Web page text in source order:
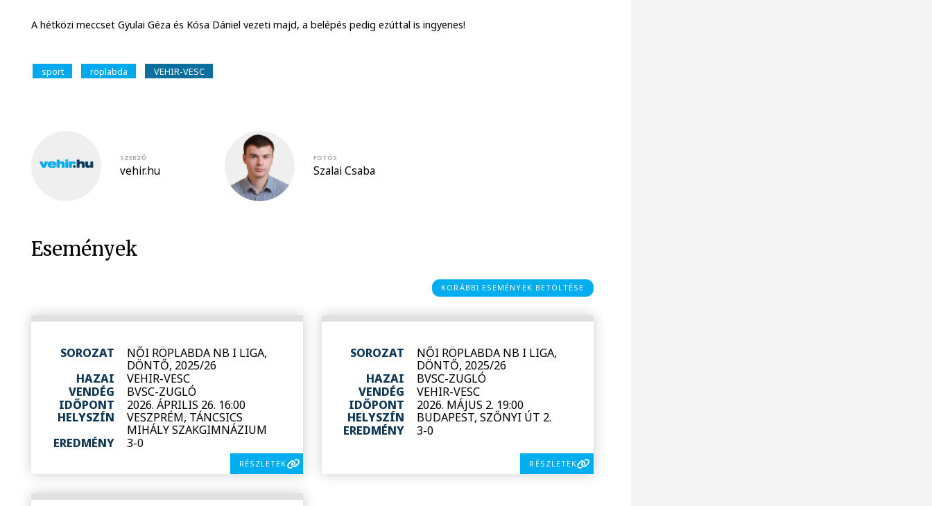
A hétközi meccset Gyulai Géza és Kósa Dániel vezeti majd, a belépés pedig ezúttal is ingyenes!
sport röplabda VEHIR-VESC
SZERZŐ
vehir.hu
FOTÓS
Szalai Csaba
Események
KORÁBBI ESEMÉNYEK BETÖLTÉSE
SOROZAT
NŐI RÖPLABDA NB I LIGA,
DÖNTŐ, 2025/26
HAZAI
VEHIR-VESC
VENDÉG
BVSC-ZUGLÓ
IDŐPONT
2026. ÁPRILIS 26. 16:00
HELYSZÍN
VESZPRÉM, TÁNCSICS
MIHÁLY SZAKGIMNÁZIUM
EREDMÉNY
3-0
RÉSZLETEK
SOROZAT
NŐI RÖPLABDA NB I LIGA,
DÖNTŐ, 2025/26
HAZAI
BVSC-ZUGLÓ
VENDÉG
VEHIR-VESC
IDŐPONT
2026. MÁJUS 2. 19:00
HELYSZÍN
BUDAPEST, SZŐNYI ÚT 2.
EREDMÉNY
3-0
RÉSZLETEK